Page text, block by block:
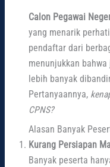
Calon Pegawai
yang menarik
pendaftar dari
menunjukkan
lebih banyak
Pertanyaannya,
CPNS?
Alasan Banyak
Kurang Persiapan
Banyak peserta